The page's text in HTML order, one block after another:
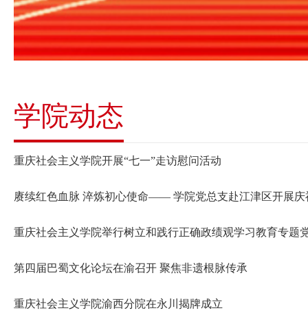
学院动态
重庆社会主义学院开展“七一”走访慰问活动
赓续红色血脉 淬炼初心使命—— 学院党总支赴江津区开展庆
重庆社会主义学院举行树立和践行正确政绩观学习教育专题
第四届巴蜀文化论坛在渝召开 聚焦非遗根脉传承
重庆社会主义学院渝西分院在永川揭牌成立